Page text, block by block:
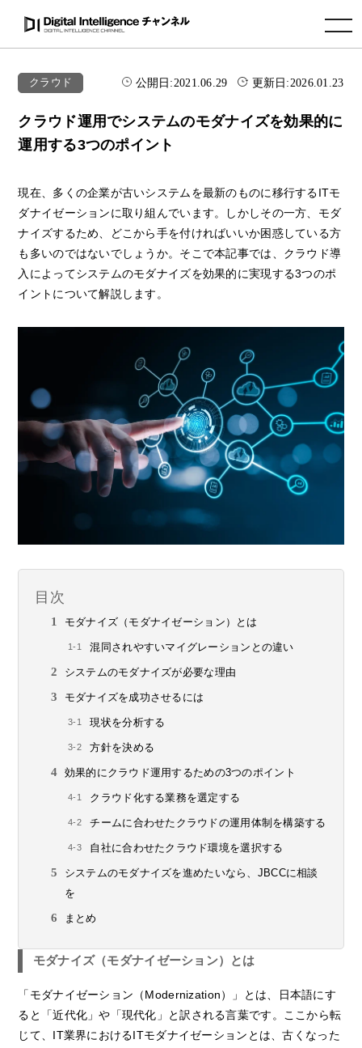
toggle navigation
クラウド 公開日:2021.06.29 更新日:2026.01.23
クラウド運用でシステムのモダナイズを効果的に
運用する3つのポイント
現在、多くの企業が古いシステムを最新のものに移行するITモ
ダナイゼーションに取り組んでいます。しかしその一方、モダ
ナイズするため、どこから手を付ければいいか困惑している方
も多いのではないでしょうか。そこで本記事では、クラウド導
入によってシステムのモダナイズを効果的に実現する3つのポ
イントについて解説します。
目次
モダナイズ（モダナイゼーション）とは
混同されやすいマイグレーションとの違い
システムのモダナイズが必要な理由
モダナイズを成功させるには
現状を分析する
方針を決める
効果的にクラウド運用するための3つのポイント
クラウド化する業務を選定する
チームに合わせたクラウドの運用体制を構築する
自社に合わせたクラウド環境を選択する
システムのモダナイズを進めたいなら、JBCCに相談
を
まとめ
モダナイズ（モダナイゼーション）とは
「モダナイゼーション（Modernization）」とは、日本語にす
ると「近代化」や「現代化」と訳される言葉です。ここから転
じて、IT業界におけるITモダナイゼーションとは、古くなった